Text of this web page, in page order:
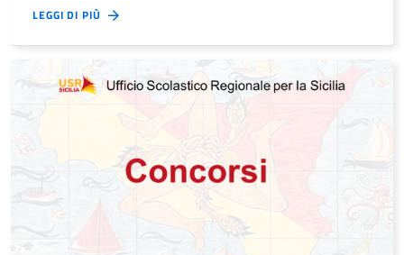
LEGGI DI PIÙ